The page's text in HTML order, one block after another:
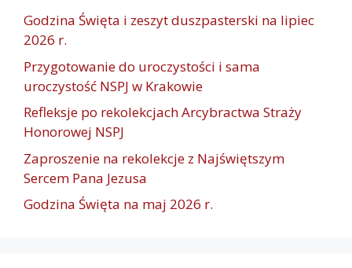
Godzina Święta i zeszyt duszpasterski na lipiec
2026 r.
Przygotowanie do uroczystości i sama
uroczystość NSPJ w Krakowie
Refleksje po rekolekcjach Arcybractwa Straży
Honorowej NSPJ
Zaproszenie na rekolekcje z Najświętszym
Sercem Pana Jezusa
Godzina Święta na maj 2026 r.